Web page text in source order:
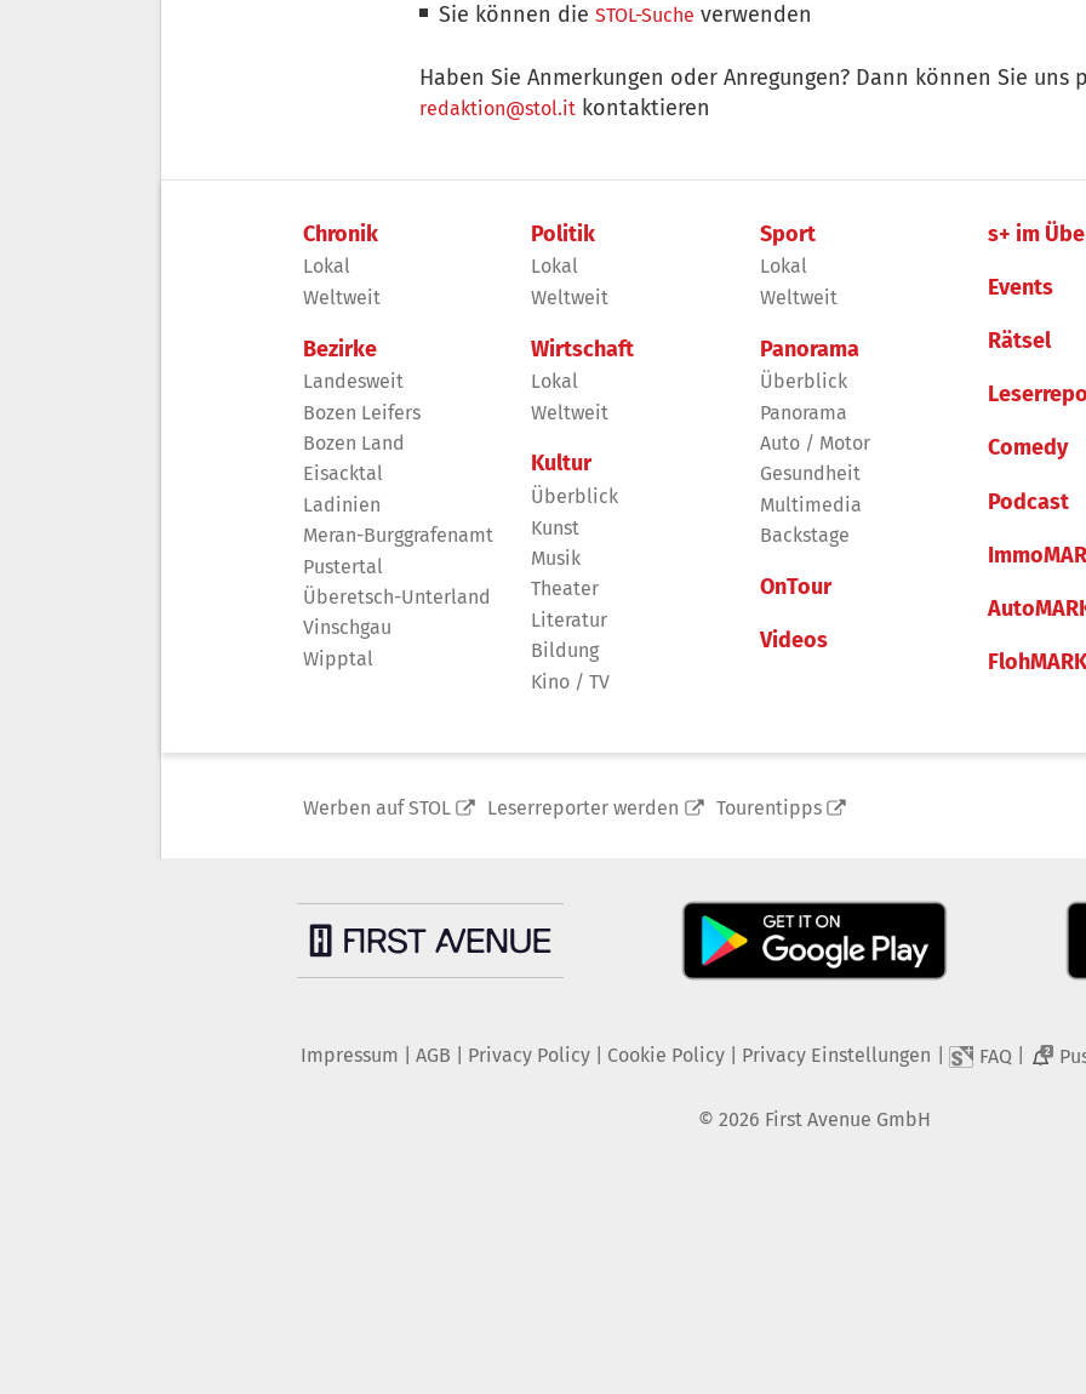
Sie können dieSTOL-Suche verwenden
Haben Sie Anmerkungen oder Anregungen? Dann können Sie uns
redaktion@stol.it kontaktieren
Chronik
Lokal
Weltweit
Bezirke
Landesweit
Bozen Leifers
Bozen Land
Eisacktal
Ladinien
Meran-Burggrafenamt
Pustertal
Überetsch-Unterland
Vinschgau
Wipptal
Politik
Lokal
Weltweit
Wirtschaft
Lokal
Weltweit
Kultur
Überblick
Kunst
Musik
Theater
Literatur
Bildung
Kino / TV
Sport
Lokal
Weltweit
Panorama
Überblick
Panorama
Auto / Motor
Gesundheit
Multimedia
Backstage
OnTour
Videos
s+ im
Events
Rätsel
Comedy
Podcast
Werben auf STOL Leserreporter werden Tourentipps
Impressum AGB Privacy Policy| Cookie Policy| Privacy Einstellungen FAQ 2
© 2026 First Avenue GmbH